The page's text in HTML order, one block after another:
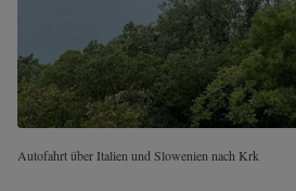
Autofahrt über Italien und Slowenien nach Krk